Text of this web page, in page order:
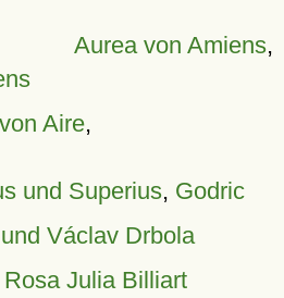
Aurea von Amiens,
Aire,
und Superius, Godric
Václav Drbola
Julia Billiart